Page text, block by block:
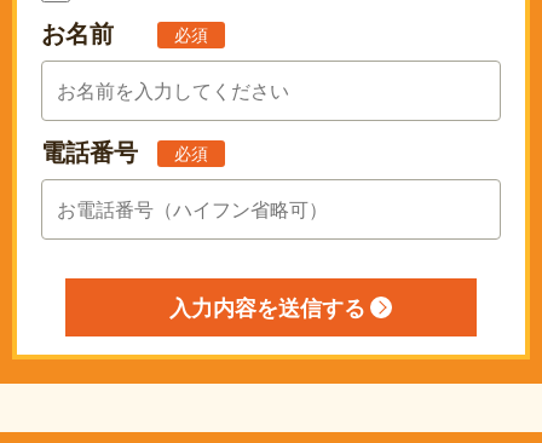
お名前 必須
電話番号 必須